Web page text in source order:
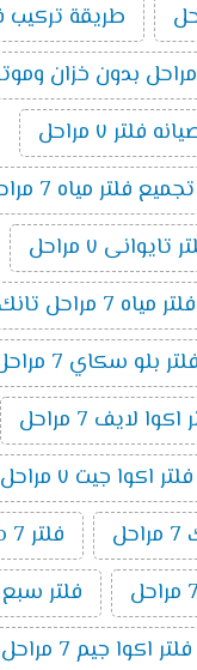
طريقة تركيب فلتر 7
فلتر ٧ مراحل
فلتر مياه 7 مراحل
تايوانى ٧ مراحل
7 مراحل تانك
بلو سكاي 7 مراحل
لايف 7 مراحل
اكوا جيت ٧ مراحل
فلتر ro 7 مراحل
فلتر
اكوا جيم 7 مراحل